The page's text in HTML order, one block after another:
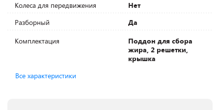
Колеса для передвижения
Нет
Разборный
Да
Комплектация
Поддон для сбора
жира, 2 решетки,
крышка
Все характеристики